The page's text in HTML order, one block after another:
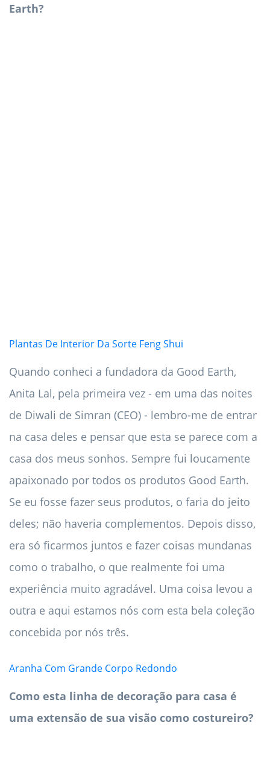
Earth?
Plantas De Interior Da Sorte Feng Shui
Quando conheci a fundadora da Good Earth,
Anita Lal, pela primeira vez - em uma das noites
de Diwali de Simran (CEO) - lembro-me de entrar
na casa deles e pensar que esta se parece com a
casa dos meus sonhos. Sempre fui loucamente
apaixonado por todos os produtos Good Earth.
Se eu fosse fazer seus produtos, o faria do jeito
deles; não haveria complementos. Depois disso,
era só ficarmos juntos e fazer coisas mundanas
como o trabalho, o que realmente foi uma
experiência muito agradável. Uma coisa levou a
outra e aqui estamos nós com esta bela coleção
concebida por nós três.
Aranha Com Grande Corpo Redondo
Como esta linha de decoração para casa é
uma extensão de sua visão como costureiro?